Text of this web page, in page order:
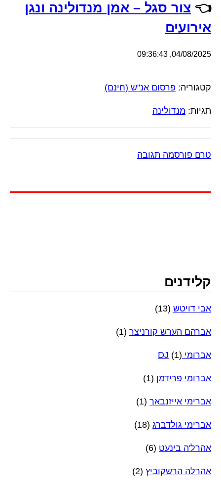
👈 צור סגל – אמן מנדולינה ונגן
אירועים
04/08/2025, 09:36:43
קטגוריה: פרסום אנ"ש (חינם)
תגיות: מנדולינה
טרם פורסמה תגובה
קלידנים
אבי דויטש (13)
אברהם הערש קורניצר (1)
אברומי DJ (1)
אברומי פרידמן (1)
אברימי אייזנבאך (1)
אברימי גולדברג (18)
אהרל'ה בינעט (6)
אהרלה הרשקוביץ (2)